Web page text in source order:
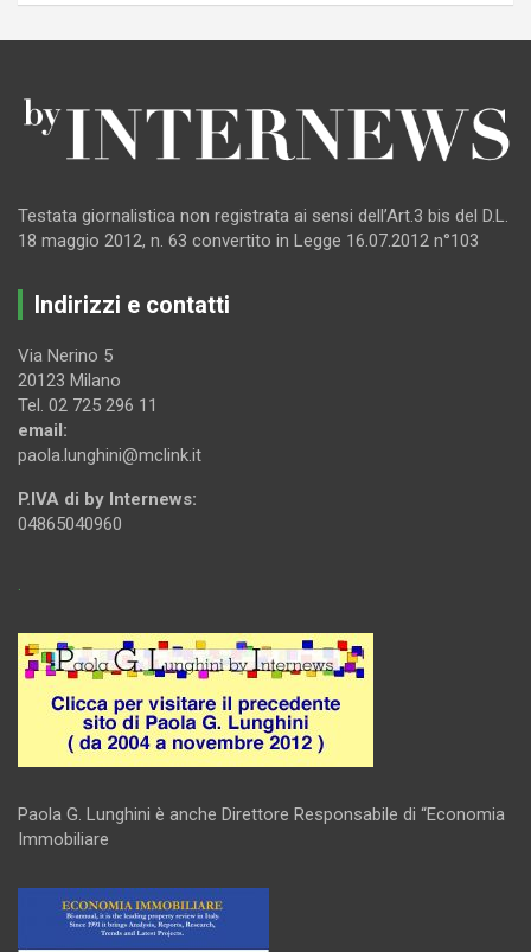
Testata giornalistica non registrata ai sensi dell’Art.3 bis del D.L.
18 maggio 2012, n. 63 convertito in Legge 16.07.2012 n°103
Indirizzi e contatti
Via Nerino 5
20123 Milano
Tel. 02 725 296 11
email:
paola.lunghini@mclink.it
P.IVA di by Internews:
04865040960
.
Paola G. Lunghini è anche Direttore Responsabile di “Economia
Immobiliare